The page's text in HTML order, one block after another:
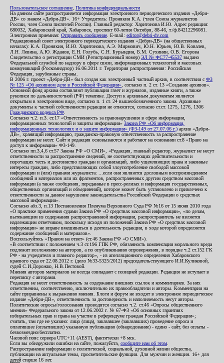
Пользовательское соглашение Политика конфиденциальности
На данном сайте распространяется информация электронного периодического издания «Дебри-
ДВ» со знаком «Дебри-ДВ». 16+ Учредитель: Пронякин К.А. (член Союза журналистов
России, член Союза писателей России). Главный редактор: Харитонова И.Ю. Адрес редакции:
680032, Хабаровский край, Хабаровск, проспект 60-летия Октября, 88-46, т./ф.84212296081.
Электронная приемная: Отправить сообщение . E-mail: editor@debri-dv.com
Редакционный совет электронного периодического издания «Дебри-ДВ» (на общественных
началах): К.А. Пронякин, И.Ю. Харитонова, А.Э. Мирмович, Ю.Н. Юрьев, Ю.В. Ковалев,
Л.Н. Левина, А.Ю. Жданов, Е.Н. Голубь, С.Н. Бурындин, Б.М. Сухинин, О.В. Егорова
Свидетельство о регистрации СМИ (Регистрационный номер) ЭЛ № ФС77-45537 выдано
Федеральной службой по надзору в сфере связи, информационных технологий и массовых
коммуникаций (Роскомнадзор) 16.06.2011 г. Территория распространения: Российская
Федерация, зарубежные страны.
В 2006 г. проект «Дебри-ДВ» был создан как электронный частный архив, в соответствии с ФЗ
№ 125 «Об архивном деле в Российской Федерации» , согласно п. 2 ст. 13 «Создание архивов».
Основной фонд архива составляют публикации газет и журналов, изданные книги, а также
рукописи по дальневосточной (РФ) тематике. Доступ к архивным документам является
открытым в электронном виде, согласно п. 1 ст. 24 вышеобозначенного закона. Архивные
документы к частной собственности редакции не относятся, согласно ст.ст. 1275, 1276, 1306
Гражданского кодекса РФ
Согласно ч.2. п.3. ст.17 «Ответственность за правонарушения в сфере информации,
информационных технологий и защиты информации» Закона РФ «Об информации,
информационных технологиях и о защите информации» (ФЗ-149 от 27.07.06 г.) архив «Дебри-
ДВ», хранящий информацию, гражданско-правовую ответственность за распространение
информации не несет. Сайт и редакция основываются и работают на основании ст.8 «Право на
доступ к информации» ФЗ-149.
Согласно пп.3,4,6 ст.57 Закона РФ «О СМИ», «Редакция, главный редактор, журналист не несут
ответственности за распространение сведений, не соответствующих действительности и
порочащих честь и достоинство граждан и организаций, либо ущемляющих права и законные
интересы граждан, либо представляющих собой злоупотребление свободой массовой
информации и (или) правами журналиста: ...если они являются дословным воспроизведением
сообщений и материалов или их фрагментов, распространенных другим средством массовой
информации (а также сообщения, переданные в пресс-релизах и информация государственных,
общественных организаций и объединений), которое может быть установлено и привлечено к
ответственности за данное нарушение законодательства Российской Федерации о средствах
массовой информации».
Согласно абз.3, п.13 Постановления Пленума Верховного Суда РФ №16 от 15 июня 2010 года
«О практике применения судами Закона РФ «О средствах массовой информации», «по делам,
вытекающим из содержания распространенной информации, распространитель не является
надлежащим ответчиком, поскольку исходя из положений Закона РФ «О средствах массовой
информации» не вправе вмешиваться в деятельность редакции, в ходе которой определяется
содержание сообщений и материалов».
Воспользуйтесь «Правом на ответ» (ст.46 Закона РФ «О СМИ»).
«В соответствии с положением ч.3 ст.196 ГПК РФ, обязанность компенсации морального вреда
подлежит возложению на авторов, а по опубликованию опровержения, в порядке ч.2 ст.152 ГК
РФ - на учредителя и главного редактор», - из апелляционного определения Хабаровского
краевого суда от 22.08.2012 г. (дело №33-5325/2012) председательствующего И.И.Куликовой,
судей С.И.Дорожко, Н.В.Пестовой.
Мнения авторов материалов не всегда совпадают с позицией редакции. Редакция не вступает в
переписку с авторами.
Редакция не несет ответственность за содержание внешних ссылок и комментариев. За них
ответственны, соответственно, исключительно их правообладатели и авторы. Комментарии на
сайте приравнены к выражению мнения. Блоги и форум не входят в электронное периодическое
издание «Дебри-ДВ», ответственность за достоверность и наполняемость несут авторы.
Политические опросы/голосования проводятся согласно ч.2. ст.46 «Опросы общественного
мнения» Федерального закона от 12.06.2002 г. № 67-ФЗ «Об основных гарантиях
избирательных прав и права на участие в референдуме граждан Российской Федерации»;
считать, там где не указано: лицо (лица), заказавшее (заказавших) проведение опроса и
оплатившее (оплативших) указанную публикацию (обнародование) - едино - сайт, без оплаты -
безвозмездно/бесплатно.
Часовой пояс сервера UTC+11 (AEST), фактически +8 мск.
Если вы обнаружили ошибки на сайте, пожалуйста, сообщите нам об этом
Распространение информации о политической, социальной, духовной жизни общества,
публикации на актуальные темы, просветительские функции. Для мужчин и женщин. 16+ для
детей старше 16 лет.